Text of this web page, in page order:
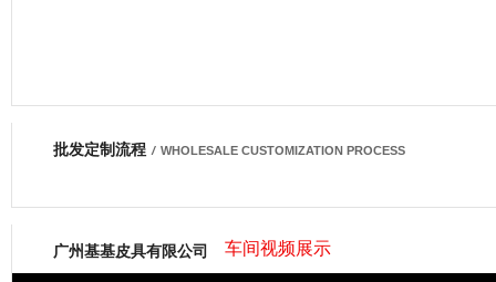
网商会会员
批发定制流程 / WHOLESALE CUSTOMIZATION PROCESS
广州基基皮具有限公司 车间视频展示